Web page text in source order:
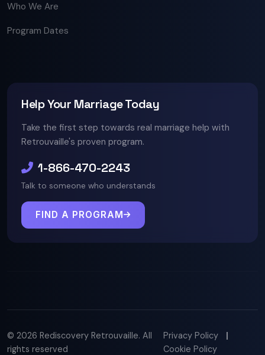
Who We Are
Program Dates
Help Your Marriage Today
Take the first step towards real marriage help with
Retrouvaille's proven program.
1-866-470-2243
Talk to someone who understands
FIND A PROGRAM
© 2026 Rediscovery Retrouvaille. All
rights reserved
Privacy Policy
|
Cookie Policy